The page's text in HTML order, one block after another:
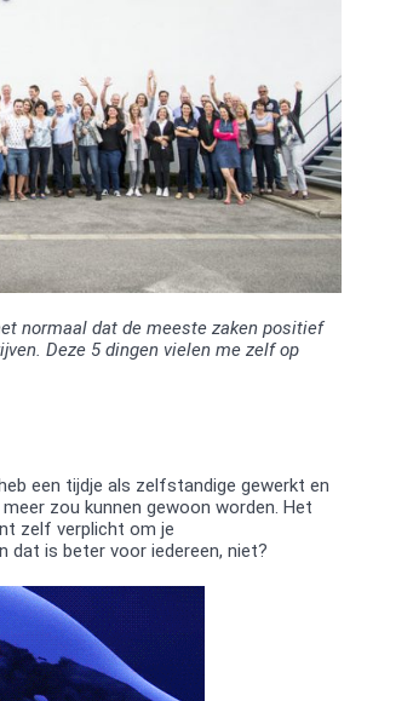
normaal dat de meeste zaken positief
Deze 5 dingen vielen me zelf op
een tijdje als zelfstandige gewerkt en
zou kunnen gewoon worden. Het
zelf verplicht om je
dat is beter voor iedereen, niet?